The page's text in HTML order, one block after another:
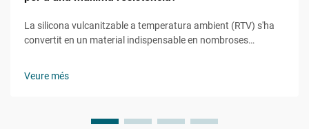
La silicona vulcanitzable a temperatura ambient (RTV) s'ha
convertit en un material indispensable en nombroses
Veure més